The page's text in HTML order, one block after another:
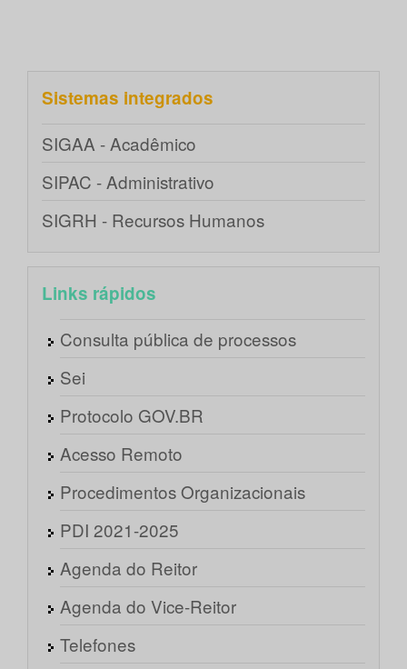
Sistemas integrados
SIGAA - Acadêmico
SIPAC - Administrativo
SIGRH - Recursos Humanos
Links rápidos
Consulta pública de processos
Sei
Protocolo GOV.BR
Acesso Remoto
Procedimentos Organizacionais
PDI 2021-2025
Agenda do Reitor
Agenda do Vice-Reitor
Telefones